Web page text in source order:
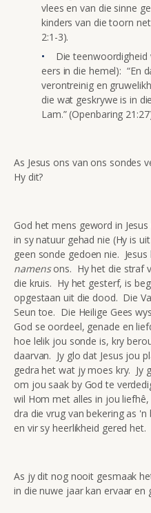
vlees en van die sinne
kinders van die toorn
2:1-3).
Die teenwoordigheid
eers in die hemel): “En
verontreinig en
die wat geskrywe is in
Lam.” (Openbaring
As Jesus ons van ons sondes
Hy dit?
God het mens geword in
in sy natuur gehad nie (Hy is
geen sonde gedoen nie.
namensons. Hy het die straf
die kruis. Hy het gesterf, is
opgestaan uit die dood. Die
Seun toe. Die Heilige Gees
God se oordeel, genade en
hoe lelik jou sonde is, kry
daarvan. Jy glo dat Jesus jou
gedra het wat jy moes kry. Jy
om jou saak by God te
wil Hom met alles in jou
dra die vrug van bekering as
en vir sy heerlikheid gered het.
As jy dit nog nooit gesmaak
in die nuwe jaar kan ervaar en